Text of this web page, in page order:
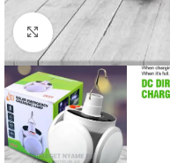
Click to enlarge